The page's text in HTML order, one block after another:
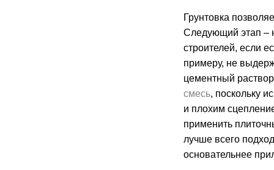
Грунтовка
Следующий этап –
строителей, если
примеру, не
цементный
смесь, поскольку
и плохим
применить
лучше всего
основательнее